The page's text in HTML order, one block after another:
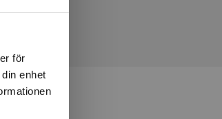
för
enhet